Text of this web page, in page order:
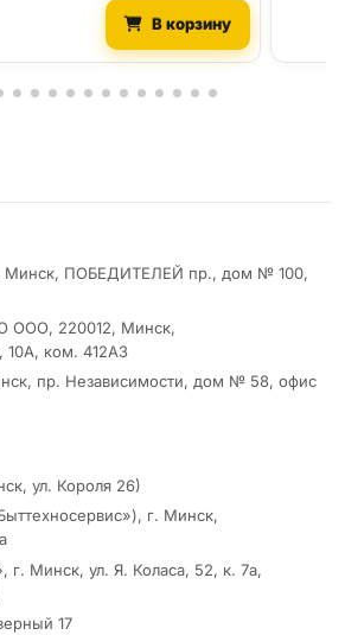
В корзину
условия
Минск, ПОБЕДИТЕЛЕЙ пр., дом № 100,
ООО, 220012, Минск,
10А, ком. 412А3
пр. Независимости, дом № 58, офис
ул. Короля 26)
г. Минск,
Минск, ул. Я. Коласа, 52, к. 7а,
17